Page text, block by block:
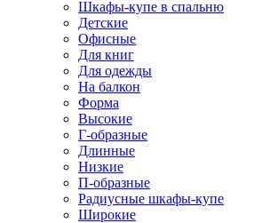
Шкафы-купе в спальню
Детские
Офисные
Для книг
Для одежды
На балкон
Форма
Высокие
Г-образные
Длинные
Низкие
П-образные
Радиусные шкафы-купе
Широкие